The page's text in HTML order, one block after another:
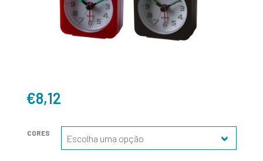
€8,12
CORES